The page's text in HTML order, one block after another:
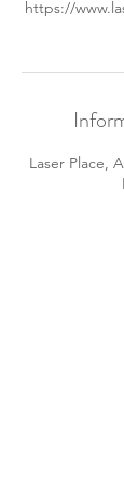
https://
Laser Place,